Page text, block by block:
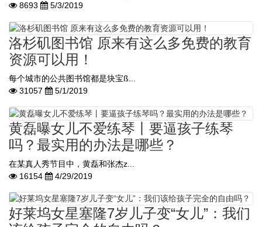
8693
5/3/2019
洛杉矶图书馆 原来有这么多免费的教育
资源可以用！
每个城市的公共图书馆都是块宝ß...
31057
5/1/2019
黄磊曝女儿不爱练琴丨要逼孩子练琴
吗？最实用的办法是哪些？
在某真人秀节目中，黄磊和张杰z...
16154
4/29/2019
好莱坞女星塞隆7岁儿子变“女儿”：我们